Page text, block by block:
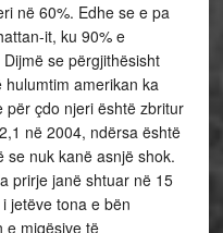
në 60%. Edhe se e pa
it, ku 90% e
se përgjithësisht
amerikan ka
për çdo njeri është zbritur
në 2004, ndërsa është
nuk kanë asnjë shok.
prirje janë shtuar në 15
jetëve tona e bën
e miqësive të